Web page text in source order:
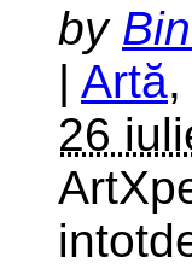
by
| Artă,
26